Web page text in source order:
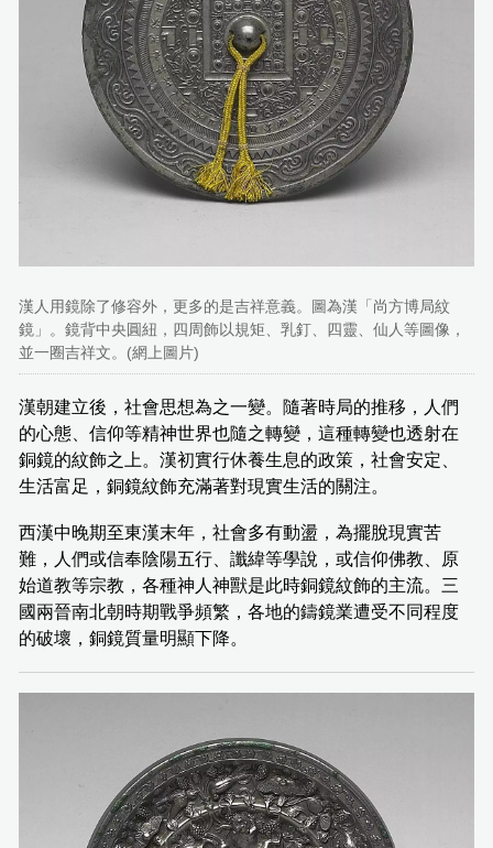
漢人用鏡除了修容外，更多的是吉祥意義。圖為漢「尚方博局紋
鏡」。鏡背中央圓紐，四周飾以規矩、乳釘、四靈、仙人等圖像，
並一圈吉祥文。(網上圖片)
漢朝建立後，社會思想為之一變。隨著時局的推移，人們
的心態、信仰等精神世界也隨之轉變，這種轉變也透射在
銅鏡的紋飾之上。漢初實行休養生息的政策，社會安定、
生活富足，銅鏡紋飾充滿著對現實生活的關注。
西漢中晚期至東漢末年，社會多有動盪，為擺脫現實苦
難，人們或信奉陰陽五行、讖緯等學說，或信仰佛教、原
始道教等宗教，各種神人神獸是此時銅鏡紋飾的主流。三
國兩晉南北朝時期戰爭頻繁，各地的鑄鏡業遭受不同程度
的破壞，銅鏡質量明顯下降。